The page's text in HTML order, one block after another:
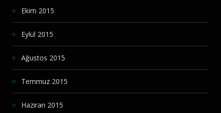
Ekim 2015
Eylül 2015
Ağustos 2015
Temmuz 2015
Haziran 2015